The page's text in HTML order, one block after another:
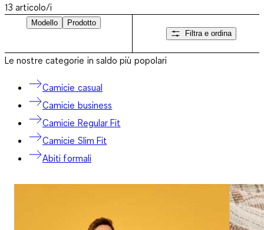
13 articolo/i
Modello
Prodotto
Filtra e ordina
Le nostre categorie in saldo più popolari
Camicie casual
Camicie business
Camicie Regular Fit
Camicie Slim Fit
Abiti formali